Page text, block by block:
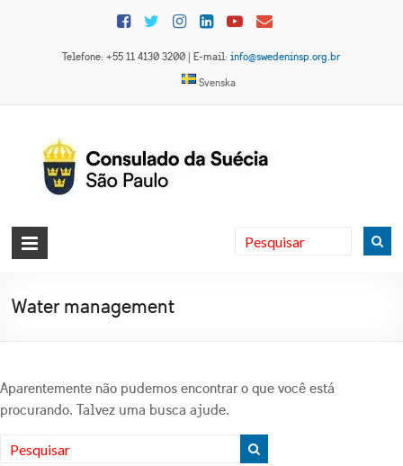
Telefone: +55 11 4130 3200 | E-mail:info@swedeninsp.org.br
Svenska
Consulado
em São
Water management
Aparentemente não pudemos encontrar o que você está
procurando. Talvez uma busca ajude.